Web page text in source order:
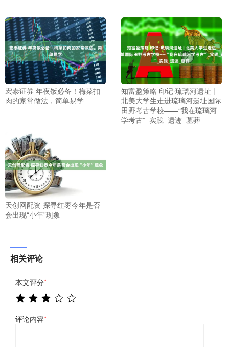
宏泰证券 年夜饭必备！梅菜扣
肉的家常做法，简单易学
知富盈策略 印记·琉璃河遗址 |
北美大学生走进琉璃河遗址国际
田野考古学校——“我在琉璃河
学考古”_实践_遗迹_墓葬
天创网配资 探寻红枣今年是否
会出现“小年”现象
相关评论
本文评分*
评论内容*